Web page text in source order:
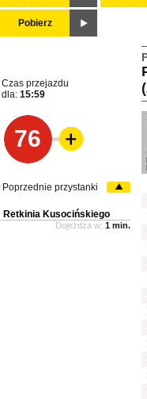
Pobierz
Czas przejazdu
dla: 15:59
76
Poprzednie przystanki
Retkinia Kusocińskiego
Dojeżdża w: 1 min.